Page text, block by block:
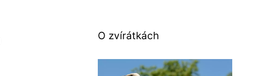
O zvírátkách